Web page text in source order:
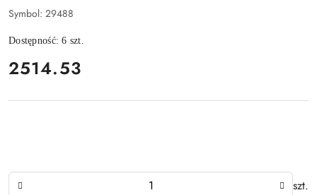
Symbol: 29488
Dostępność:6 szt.
cena:
2514.53
szt.